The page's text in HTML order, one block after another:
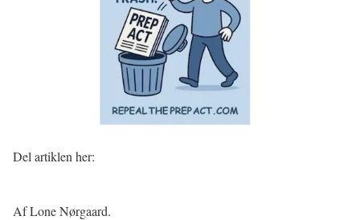
Del artiklen her:
Af Lone Nørgaard.